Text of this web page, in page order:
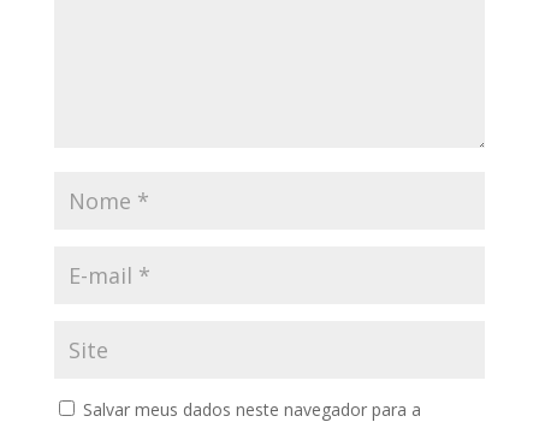
Salvar meus dados neste navegador para a